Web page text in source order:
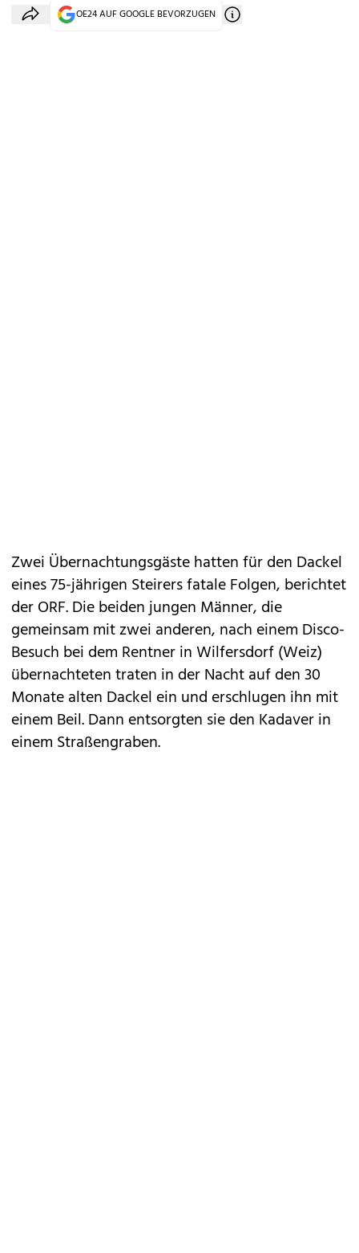
OE24 AUF GOOGLE BEVORZUGEN
Zwei Übernachtungsgäste hatten für den Dackel
eines 75-jährigen Steirers fatale Folgen, berichtet
der ORF. Die beiden jungen Männer, die
gemeinsam mit zwei anderen, nach einem Disco-
Besuch bei dem Rentner in Wilfersdorf (Weiz)
übernachteten traten in der Nacht auf den 30
Monate alten Dackel ein und erschlugen ihn mit
einem Beil. Dann entsorgten sie den Kadaver in
einem Straßengraben.